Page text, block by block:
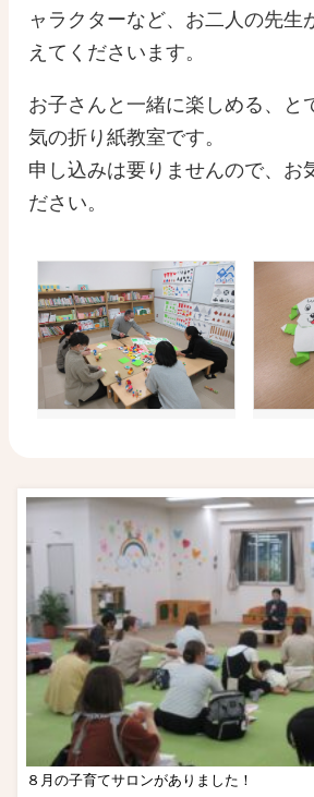
ャラクターなど、お二人の先生
えてくださいます。
お子さんと一緒に楽しめる、と
気の折り紙教室です。
申し込みは要りませんので、お
ださい。
８月の子育てサロンがありました！